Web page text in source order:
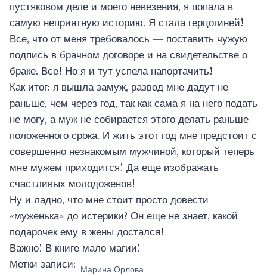
пустяковом деле и моего невезения, я попала в
самую неприятную историю. Я стала герцогиней!
Все, что от меня требовалось — поставить чужую
подпись в брачном договоре и на свидетельстве о
браке. Все! Но я и тут успела напортачить!
Как итог: я вышла замуж, развод мне дадут не
раньше, чем через год, так как сама я на него подать
не могу, а муж не собирается этого делать раньше
положенного срока. И жить этот год мне предстоит с
совершенно незнакомым мужчиной, который теперь
мне мужем приходится! Да еще изображать
счастливых молодоженов!
Ну и ладно, что мне стоит просто довести
«муженька» до истерики? Он еще не знает, какой
подарочек ему в жены достался!
Важно! В книге мало магии!
Метки записи: Марина Орлова